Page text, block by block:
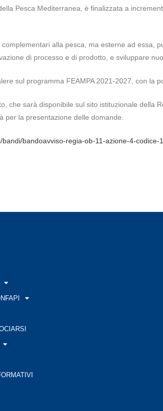
Pesca Mediterranea, è finalizzata a
alla pesca, ma esterne ad essa,
di processo e di prodotto, e sviluppare
sul programma FEAMPA 2021-2027, con la
che sarà disponibile sul sito istituzionale della
per la presentazione delle domande.
bandoavviso-regia-ob-11-azione-4-